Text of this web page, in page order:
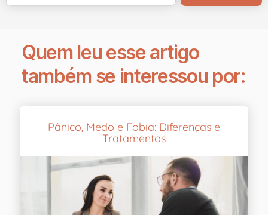
Quem leu esse artigo
também se interessou por:
Pânico, Medo e Fobia: Diferenças e
Tratamentos